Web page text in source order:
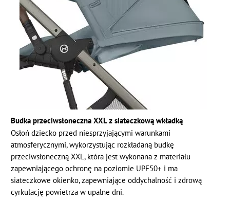
Budka przeciwsłoneczna XXL z siateczkową wkładką
Osłoń dziecko przed niesprzyjającymi warunkami
atmosferycznymi, wykorzystując rozkładaną budkę
przeciwsłoneczną XXL, która jest wykonana z materiału
zapewniającego ochronę na poziomie UPF50+ i ma
siateczkowe okienko, zapewniające oddychalność i zdrową
cyrkulację powietrza w upalne dni.